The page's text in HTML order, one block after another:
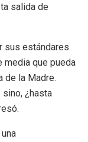
salida de
sus estándares
media que pueda
de la Madre.
¿hasta